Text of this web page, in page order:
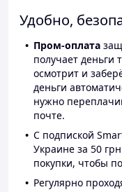
Удобно,
Пром-оплата
получает деньги
осмотрит и
деньги
нужно
почте.
С подпиской
Украине за 50
покупки, чтобы
Регулярно